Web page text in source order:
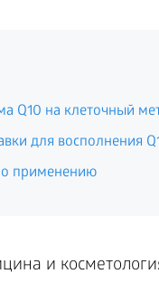
Q10 на клеточный
для восполнения
применению
и